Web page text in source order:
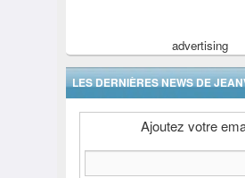
advertising
LES DERNIÈRES NEWS DE
Ajoutez votre